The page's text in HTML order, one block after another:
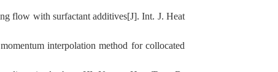
flow with surfactant additives[J]. Int. J. Heat
interpolation method for collocated